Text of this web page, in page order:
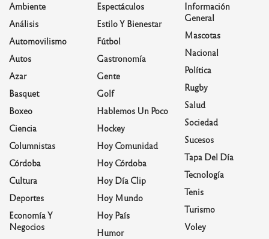
Ambiente
Análisis
Automovilismo
Autos
Azar
Basquet
Boxeo
Ciencia
Columnistas
Córdoba
Cultura
Deportes
Economía Y
Negocios
Espectáculos
Estilo Y Bienestar
Fútbol
Gastronomía
Gente
Golf
Hablemos Un Poco
Hockey
Hoy Comunidad
Hoy Córdoba
Hoy Día Clip
Hoy Mundo
Hoy País
Humor
Información
General
Mascotas
Nacional
Política
Rugby
Salud
Sociedad
Sucesos
Tapa Del Día
Tecnología
Tenis
Turismo
Voley